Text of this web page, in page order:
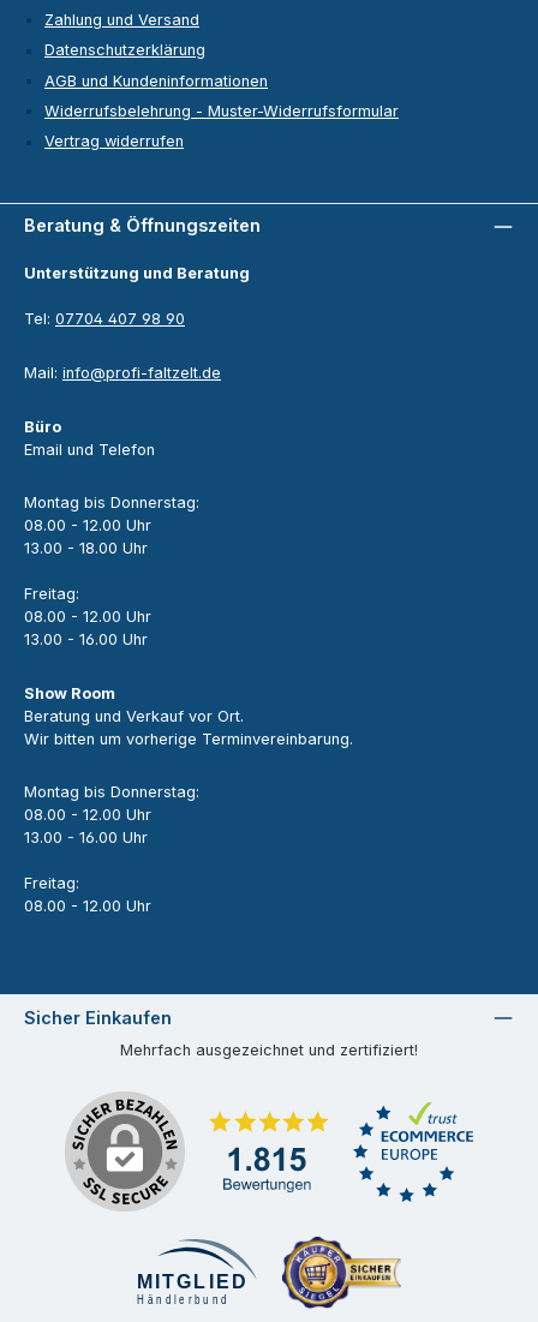
Beratung & Öffnungszeiten
Unterstützung und Beratung
Tel: 07704 407 98 90
Mail: info@profi-faltzelt.de
Büro
Email und Telefon
Montag bis Donnerstag:
08.00 - 12.00 Uhr
13.00 - 18.00 Uhr
Freitag:
08.00 - 12.00 Uhr
13.00 - 16.00 Uhr
Show Room
Beratung und Verkauf vor Ort.
Wir bitten um vorherige Terminvereinbarung.
Montag bis Donnerstag:
08.00 - 12.00 Uhr
13.00 - 16.00 Uhr
Freitag:
08.00 - 12.00 Uhr
Zahlung und Versand
Datenschutzerklärung
AGB und Kundeninformationen
Widerrufsbelehrung - Muster-Widerrufsformular
Vertrag widerrufen
Sicher Einkaufen
Mehrfach ausgezeichnet und zertifiziert!